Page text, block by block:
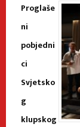
Proglaše
ni
pobjedni
ci
Svjetsko
g
klupskog